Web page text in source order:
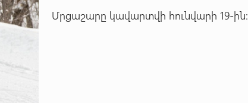
Մրցաշարը կավարտվի հունվարի 19-ին: